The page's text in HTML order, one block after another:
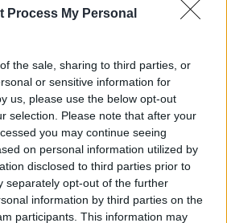
Process My Personal
the sale, sharing to third parties, or
or sensitive information for
us, please use the below opt-out
selection. Please note that after your
you may continue seeing
on personal information utilized by
disclosed to third parties prior to
separately opt-out of the further
information by third parties on the
participants. This information may
della convivialità